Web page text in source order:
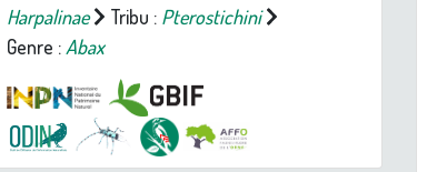
Harpalinae
Tribu : Pterostichini
Genre :Abax